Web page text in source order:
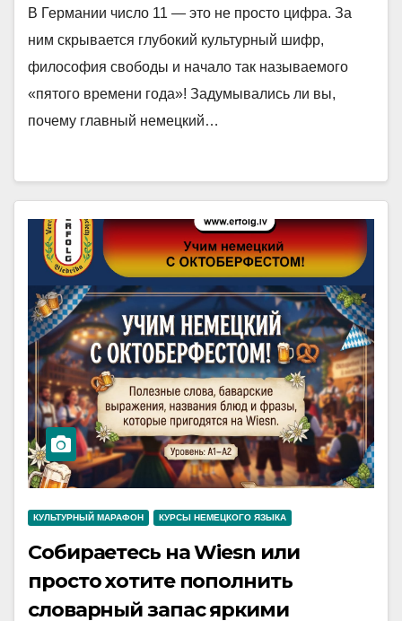
В Германии число 11 — это не просто цифра. За
ним скрывается глубокий культурный шифр,
философия свободы и начало так называемого
«пятого времени года»! Задумывались ли вы,
почему главный немецкий…
КУЛЬТУРНЫЙ МАРАФОН КУРСЫ НЕМЕЦКОГО ЯЗЫКА
Собираетесь на Wiesn или
просто хотите пополнить
словарный запас яркими